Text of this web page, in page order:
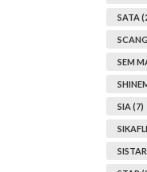
SATA
SEM
SIA (7)